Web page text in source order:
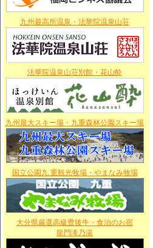
九州最高所温泉・法華院温泉山荘
法華院温泉山荘別館・花山酔
九州最大スキー場・九重森林公園スキー場
国立公園九 重観光牧場・やまなみ牧場
大分県厳選高級豊後牛・食泊のお宿
龍門滝乃湯